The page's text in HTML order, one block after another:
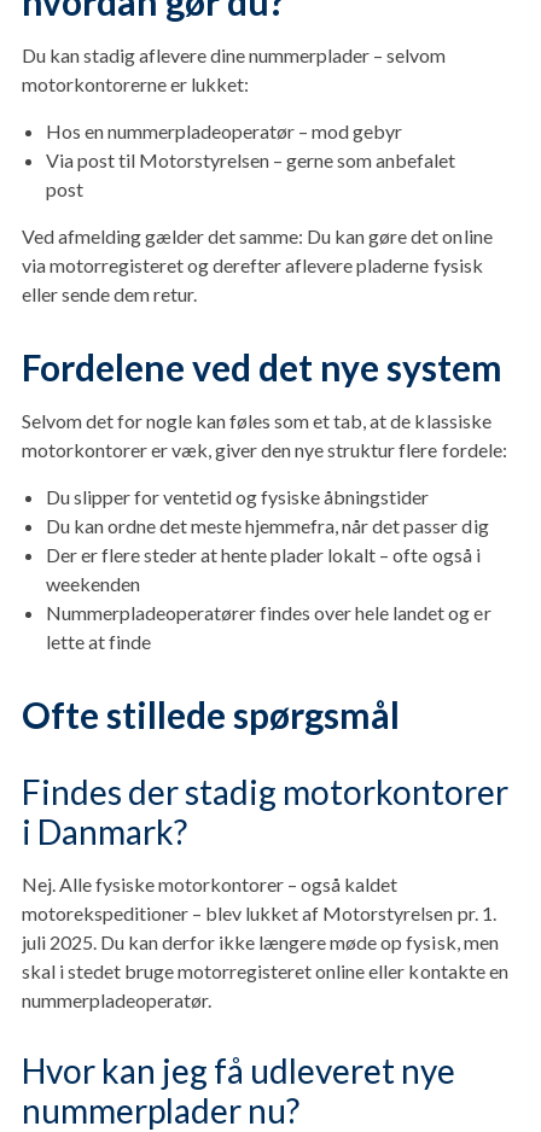
Du kan stadig aflevere dine nummerplader – selvom
motorkontorerne er lukket:
Hos en nummerpladeoperatør – mod gebyr
Via post til Motorstyrelsen – gerne som anbefalet
post
Ved afmelding gælder det samme: Du kan gøre det online
via motorregisteret og derefter aflevere pladerne fysisk
eller sende dem retur.
Fordelene ved det nye system
Selvom det for nogle kan føles som et tab, at de klassiske
motorkontorer er væk, giver den nye struktur flere fordele:
Du slipper for ventetid og fysiske åbningstider
Du kan ordne det meste hjemmefra, når det passer dig
Der er flere steder at hente plader lokalt – ofte også i
weekenden
Nummerpladeoperatører findes over hele landet og er
lette at finde
Ofte stillede spørgsmål
Findes der stadig motorkontorer
i Danmark?
Nej. Alle fysiske motorkontorer – også kaldet
motorekspeditioner – blev lukket af Motorstyrelsen pr. 1.
juli 2025. Du kan derfor ikke længere møde op fysisk, men
skal i stedet bruge motorregisteret online eller kontakte en
nummerpladeoperatør.
Hvor kan jeg få udleveret nye
nummerplader nu?